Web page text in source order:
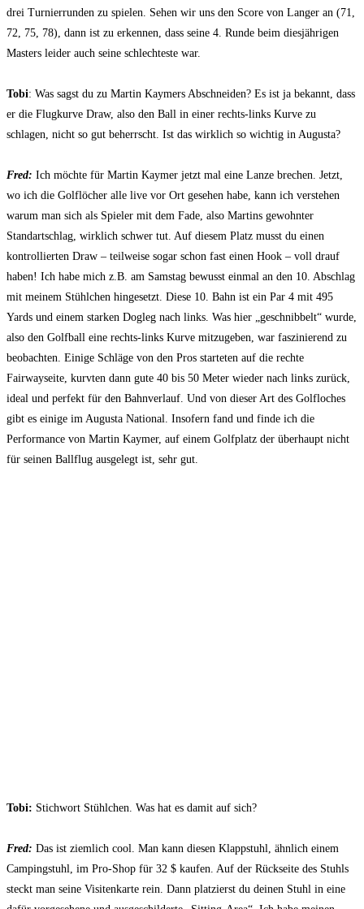
drei Turnierrunden zu spielen. Sehen wir uns den Score von Langer an (71,
72, 75, 78), dann ist zu erkennen, dass seine 4. Runde beim diesjährigen
Masters leider auch seine schlechteste war.
Tobi: Was sagst du zu Martin Kaymers Abschneiden? Es ist ja bekannt, dass
er die Flugkurve Draw, also den Ball in einer rechts-links Kurve zu
schlagen, nicht so gut beherrscht. Ist das wirklich so wichtig in Augusta?
Fred: Ich möchte für Martin Kaymer jetzt mal eine Lanze brechen. Jetzt,
wo ich die Golflöcher alle live vor Ort gesehen habe, kann ich verstehen
warum man sich als Spieler mit dem Fade, also Martins gewohnter
Standartschlag, wirklich schwer tut. Auf diesem Platz musst du einen
kontrollierten Draw – teilweise sogar schon fast einen Hook – voll drauf
haben! Ich habe mich z.B. am Samstag bewusst einmal an den 10. Abschlag
mit meinem Stühlchen hingesetzt. Diese 10. Bahn ist ein Par 4 mit 495
Yards und einem starken Dogleg nach links. Was hier „geschnibbelt“ wurde,
also den Golfball eine rechts-links Kurve mitzugeben, war faszinierend zu
beobachten. Einige Schläge von den Pros starteten auf die rechte
Fairwayseite, kurvten dann gute 40 bis 50 Meter wieder nach links zurück,
ideal und perfekt für den Bahnverlauf. Und von dieser Art des Golfloches
gibt es einige im Augusta National. Insofern fand und finde ich die
Performance von Martin Kaymer, auf einem Golfplatz der überhaupt nicht
für seinen Ballflug ausgelegt ist, sehr gut.
Tobi: Stichwort Stühlchen. Was hat es damit auf sich?
Fred: Das ist ziemlich cool. Man kann diesen Klappstuhl, ähnlich einem
Campingstuhl, im Pro-Shop für 32 $ kaufen. Auf der Rückseite des Stuhls
steckt man seine Visitenkarte rein. Dann platzierst du deinen Stuhl in eine